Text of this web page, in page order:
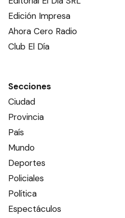
Edición Impresa
Ahora Cero Radio
Club El Día
Secciones
Ciudad
Provincia
País
Mundo
Deportes
Policiales
Política
Espectáculos